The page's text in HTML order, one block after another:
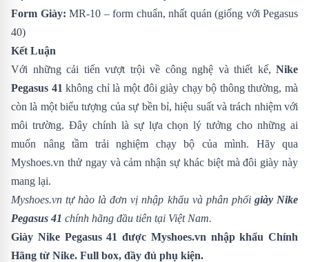
Form Giày: MR-10 – form chuẩn, nhất quán (giống với Pegasus
40)
Kết Luận
Với những cải tiến vượt trội về công nghệ và thiết kế, Nike
Pegasus 41 không chỉ là một đôi giày chạy bộ thông thường, mà
còn là một biểu tượng của sự bền bỉ, hiệu suất và trách nhiệm với
môi trường. Đây chính là sự lựa chọn lý tưởng cho những ai
muốn nâng tầm trải nghiệm chạy bộ của mình. Hãy qua
Myshoes.vn thử ngay và cảm nhận sự khác biệt mà đôi giày này
mang lại.
Myshoes.vn tự hào là đơn vị nhập khẩu và phân phối giày Nike
Pegasus 41 chính hãng đầu tiên tại Việt Nam.
Giày Nike Pegasus 41 được Myshoes.vn nhập khẩu Chính
Hãng từ Nike. Full box, đầy đủ phụ kiện.